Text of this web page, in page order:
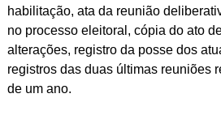
habilitação, ata da reunião
no processo eleitoral, cópia do ato
alterações, registro da posse dos
registros das duas últimas reuniões
de um ano.